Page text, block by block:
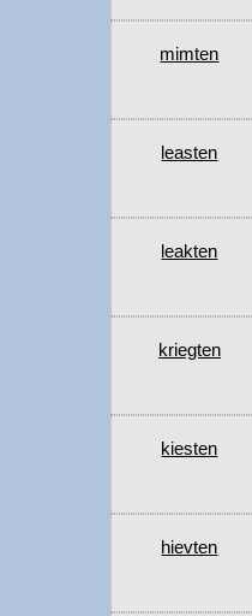
mimten
leasten
leakten
kriegten
kiesten
hievten